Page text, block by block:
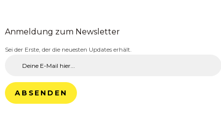
Anmeldung zum Newsletter
Sei der Erste, der die neuesten Updates erhält.
ABSENDEN